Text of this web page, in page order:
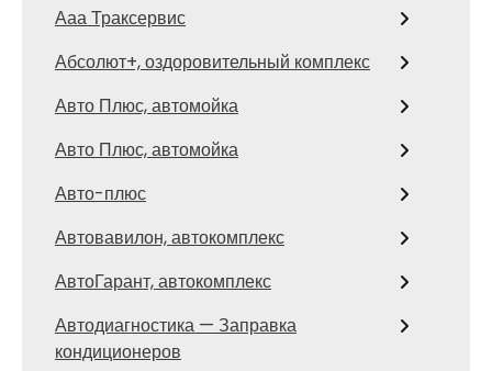
Ааа Траксервис
Абсолют+, оздоровительный комплекс
Авто Плюс, автомойка
Авто Плюс, автомойка
Авто-плюс
Автовавилон, автокомплекс
АвтоГарант, автокомплекс
Автодиагностика — Заправка
кондиционеров